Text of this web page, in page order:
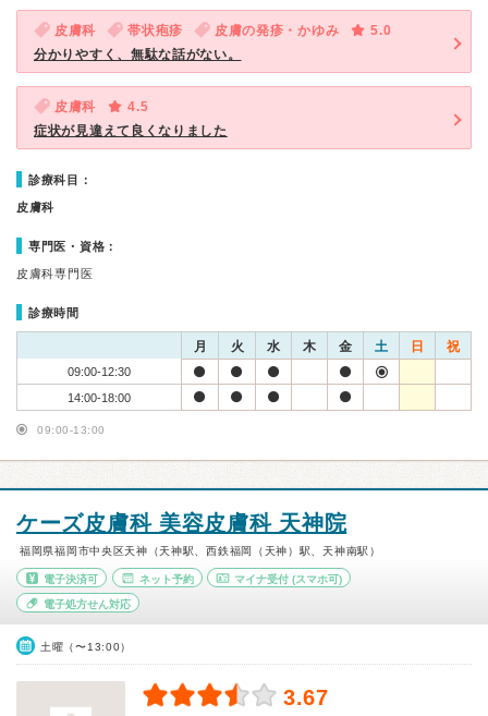
皮膚科 帯状疱疹 皮膚の発疹・かゆみ
5.0
分かりやすく、無駄な話がない。
皮膚科
4.5
症状が見違えて良くなりました
診療科目：
皮膚科
専門医・資格：
皮膚科専門医
診療時間
月 火 水 木 金 土 日 祝
09:00-12:30
14:00-18:00
09:00-13:00
ケーズ皮膚科 美容皮膚科 天神院
福岡県福岡市中央区天神（天神駅、西鉄福岡（天神）駅、天神南駅）
電子決済可 ネット予約 マイナ受付 (スマホ可)
電子処方せん対応
土曜（〜13:00）
3.67